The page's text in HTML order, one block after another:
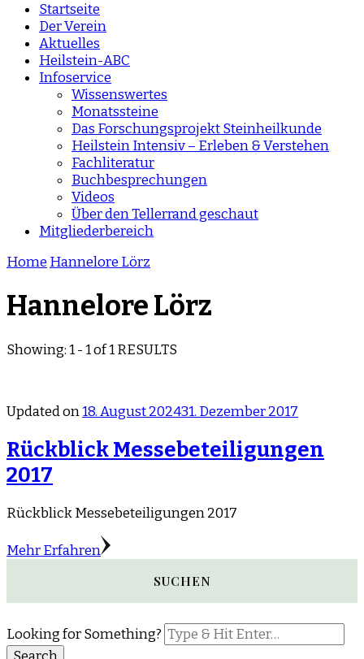
Startseite
Der Verein
Aktuelles
Heilstein-ABC
Infoservice
Wissenswertes
Monatssteine
Das Forschungsprojekt Steinheilkunde
Heilstein Intensiv – Erleben & Verstehen
Fachliteratur
Buchbesprechungen
Videos
Über den Tellerrand geschaut
Mitgliederbereich
Home Hannelore Lörz
Hannelore Lörz
Showing: 1 - 1 of 1 RESULTS
Updated on18. August 202431. Dezember 2017
Rückblick Messebeteiligungen
2017
Rückblick Messebeteiligungen 2017
Mehr Erfahren
SUCHEN
Looking for Something?